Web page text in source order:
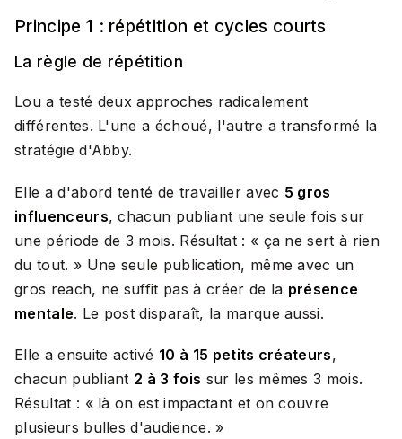
Principe 1 : répétition et cycles courts
La règle de répétition
Lou a testé deux approches radicalement
différentes. L'une a échoué, l'autre a transformé la
stratégie d'Abby.
Elle a d'abord tenté de travailler avec 5 gros
influenceurs, chacun publiant une seule fois sur
une période de 3 mois. Résultat : « ça ne sert à rien
du tout. » Une seule publication, même avec un
gros reach, ne suffit pas à créer de la présence
mentale. Le post disparaît, la marque aussi.
Elle a ensuite activé 10 à 15 petits créateurs,
chacun publiant 2 à 3 fois sur les mêmes 3 mois.
Résultat : « là on est impactant et on couvre
plusieurs bulles d'audience. »